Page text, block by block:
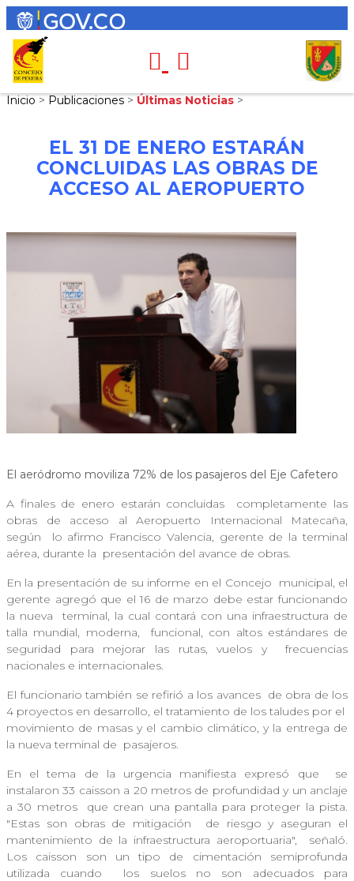
Inicio > Publicaciones > Últimas Noticias >
EL 31 DE ENERO ESTARÁN
CONCLUIDAS LAS OBRAS DE
ACCESO AL AEROPUERTO
El aeródromo moviliza 72% de los pasajeros del Eje Cafetero
A finales de enero estarán concluidas
completamente las
obras de acceso al Aeropuerto Internacional Matecaña,
según
lo afirmo Francisco Valencia, gerente de la terminal
aérea, durante la presentación del avance de obras.
En la presentación de su informe en el Concejo
municipal, el
gerente agregó que el 16 de marzo debe estar funcionando
la nueva
terminal, la cual contará con una infraestructura de
talla mundial, moderna,
funcional, con altos estándares de
seguridad para mejorar las rutas, vuelos y
frecuencias
nacionales e internacionales.
El funcionario también se refirió a los avances de obra de los
4 proyectos en desarrollo, el tratamiento de los taludes por el
movimiento de masas y el cambio climático, y la entrega de
la nueva terminal de pasajeros.
En el tema de la urgencia manifiesta expresó que
se
instalaron 33 caisson a 20 metros de profundidad y un anclaje
a 30 metros
que crean una pantalla para proteger la pista.
"Estas son obras de mitigación
de riesgo y aseguran el
mantenimiento de la infraestructura aeroportuaria",
señaló.
Los caisson son un tipo de cimentación semiprofunda
utilizada cuando
los suelos no son adecuados para